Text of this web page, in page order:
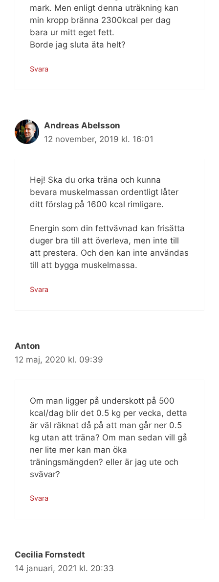
mark. Men enligt denna uträkning kan
min kropp bränna 2300kcal per dag
bara ur mitt eget fett.
Borde jag sluta äta helt?
Svara
Andreas Abelsson
12 november, 2019 kl. 16:01
Hej! Ska du orka träna och kunna
bevara muskelmassan ordentligt låter
ditt förslag på 1600 kcal rimligare.
Energin som din fettvävnad kan frisätta
duger bra till att överleva, men inte till
att prestera. Och den kan inte användas
till att bygga muskelmassa.
Svara
Anton
12 maj, 2020 kl. 09:39
Om man ligger på underskott på 500
kcal/dag blir det 0.5 kg per vecka, detta
är väl räknat då på att man går ner 0.5
kg utan att träna? Om man sedan vill gå
ner lite mer kan man öka
träningsmängden? eller är jag ute och
svävar?
Svara
Cecilia Fornstedt
14 januari, 2021 kl. 20:33